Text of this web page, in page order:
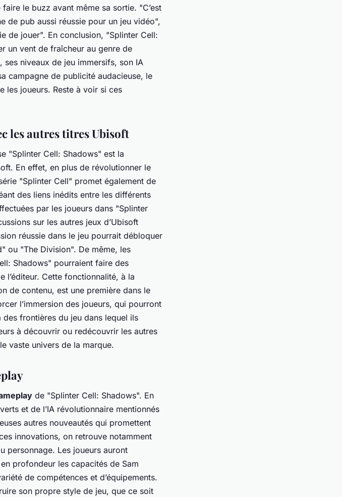
le buzz avant même sa sortie. "C’est
de pub aussi réussie pour un jeu vidéo",
de jouer". En conclusion, "Splinter Cell:
un vent de fraîcheur au genre de
ses niveaux de jeu immersifs, son IA
campagne de publicité audacieuse, le
les joueurs. Reste à voir si ces
les autres titres Ubisoft
"Splinter Cell: Shadows" est la
En effet, en plus de révolutionner le
"Splinter Cell" promet également de
des liens inédits entre les différents
par les joueurs dans "Splinter
sur les autres jeux d’Ubisoft
réussie dans le jeu pourrait débloquer
ou "The Division". De même, les
Shadows" pourraient faire des
l’éditeur. Cette fonctionnalité, à la
de contenu, est une première dans le
l’immersion des joueurs, qui pourront
frontières du jeu dans lequel ils
à découvrir ou redécouvrir les autres
vaste univers de la marque.
de "Splinter Cell: Shadows". En
et de l’IA révolutionnaire mentionnés
autres nouveautés qui promettent
innovations, on retrouve notamment
personnage. Les joueurs auront
profondeur les capacités de Sam
de compétences et d’équipements.
son propre style de jeu, que ce soit